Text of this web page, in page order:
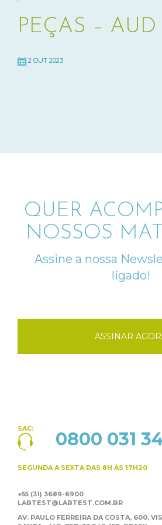
PEÇAS –
2 OUT 2023
QUER
NOSSOS
Assine a nossa
ligado!
ASSINAR
SAC: 0800 031
SEGUNDA A SEXTA DAS 8H ÀS 17H20
+55 (31) 3689-6900
LABTEST@LABTEST.COM.BR
AV. PAULO FERREIRA DA COSTA, 600,